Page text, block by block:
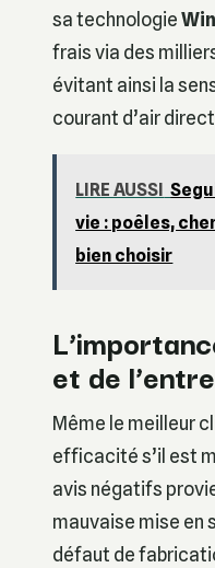
sa technologie
frais via des
évitant ainsi la
courant d’air
LIRE AUSSI
vie : poêles,
bien choisir
et de
Même le meilleur
efficacité s’il est
avis négatifs
mauvaise mise en
défaut de